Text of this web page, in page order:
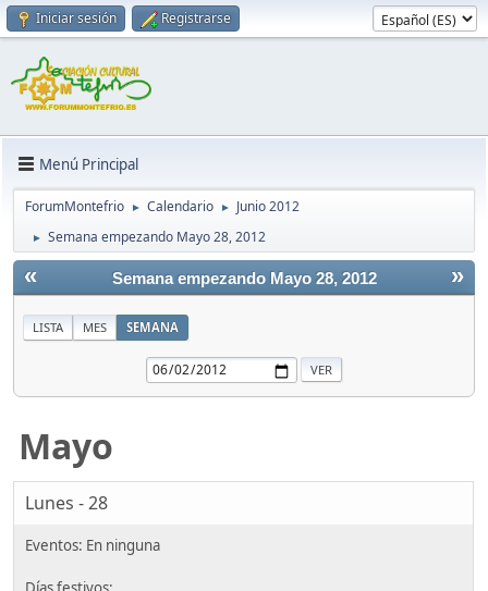
Iniciar sesión Registrarse
Menú Principal
ForumMontefrio ► Calendario ► Junio 2012
► Semana empezando Mayo 28, 2012
« »
Semana empezando Mayo 28, 2012
LISTA MES SEMANA
Mayo
Lunes - 28